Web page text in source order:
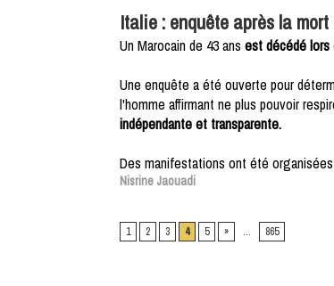
Italie : enquête après la
Un Marocain de 43 ans est décédé lors
Une enquête a été ouverte pour
l'homme affirmant ne plus pouvoir
indépendante et transparente.
Des manifestations ont été
Nisrine Jaouadi
1 2 3 4 5 » ... 865